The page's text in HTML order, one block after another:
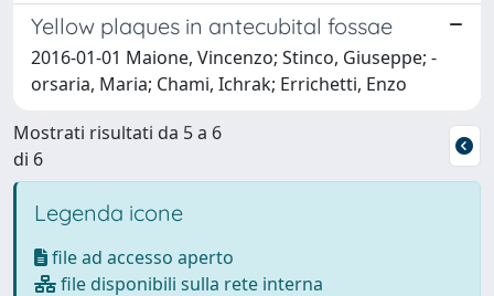
Yellow plaques in antecubital fossae
2016-01-01 Maione, Vincenzo; Stinco, Giuseppe; ­
orsaria, Maria; Chami, Ichrak; Errichetti, Enzo
Mostrati risultati da 5 a 6
di 6
Legenda icone
file ad accesso aperto
file disponibili sulla rete interna